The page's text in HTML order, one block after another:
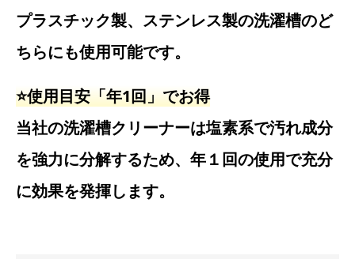
プラスチック製、ステンレス製の洗濯槽のど
ちらにも使用可能です。
⭐️使用目安「年1回」でお得
当社の洗濯槽クリーナーは塩素系で汚れ成分
を強力に分解するため、年１回の使用で充分
に効果を発揮します。